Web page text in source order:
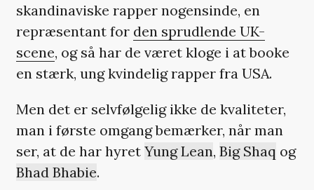
skandinaviske rapper nogensinde, en
repræsentant for den sprudlende UK-
scene, og så har de været kloge i at booke
en stærk, ung kvindelig rapper fra USA.
Men det er selvfølgelig ikke de kvaliteter,
man i første omgang bemærker, når man
ser, at de har hyret Yung Lean, Big Shaq og
Bhad Bhabie.